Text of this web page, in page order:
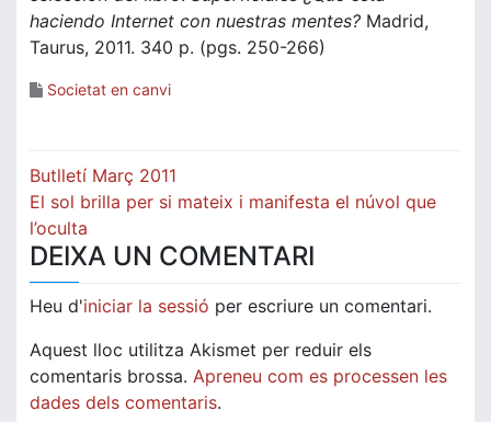
haciendo Internet con nuestras mentes? Madrid,
Taurus, 2011. 340 p. (pgs. 250-266)
Societat en canvi
Navegació
d'entrades
Butlletí Març 2011
El sol brilla per si mateix i manifesta el núvol que
l’oculta
DEIXA UN COMENTARI
Heu d'iniciar la sessió per escriure un comentari.
Aquest lloc utilitza Akismet per reduir els
comentaris brossa. Apreneu com es processen les
dades dels comentaris.